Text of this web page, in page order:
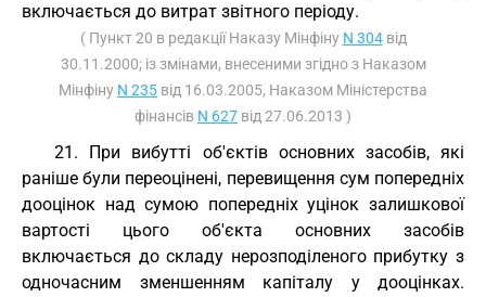
включається до витрат звітного періоду.
( Пункт 20 в редакції Наказу Мінфіну N 304від
30.11.2000; із змінами, внесеними згідно з Наказом
Мінфіну N 235 від 16.03.2005, Наказом Міністерства
фінансів N 627 від 27.06.2013 )
21. При вибутті об'єктів основних засобів, які
раніше були переоцінені, перевищення сум попередніх
дооцінок над сумою попередніх уцінок залишкової
вартості цього об'єкта основних засобів
включається до складу нерозподіленого прибутку з
одночасним зменшенням капіталу у дооцінках.